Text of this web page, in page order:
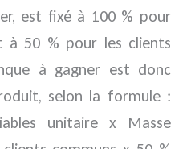
est fixé à 100 % pour
à 50 % pour les clients
à gagner est donc
selon la formule :
unitaire x Masse